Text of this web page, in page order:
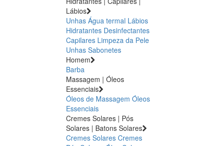
Lábios
Unhas Água termal Lábios
Hidratantes Desinfectantes
Capilares Limpeza da Pele
Unhas Sabonetes
Homem
Barba
Massagem | Óleos
Essenciais
Óleos de Massagem Óleos
Essenciais
Cremes Solares | Pós
Solares | Batons Solares
Cremes Solares Cremes